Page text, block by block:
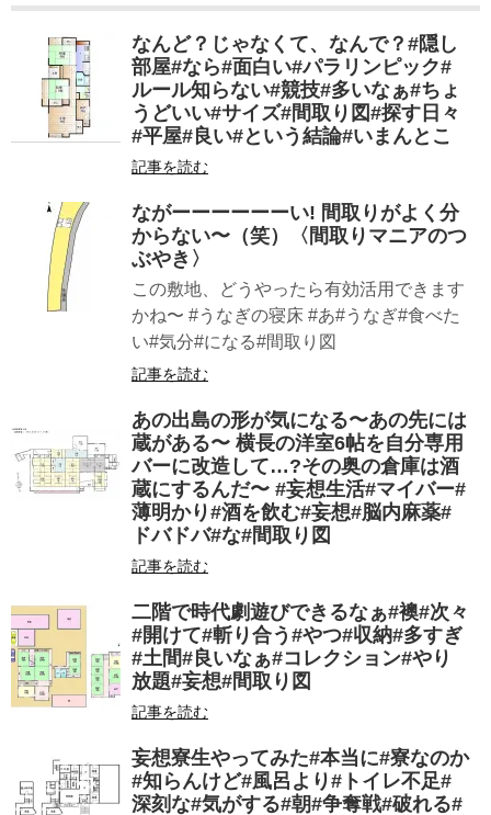
なんど？じゃなくて、なんで？#隠し
部屋#なら#面白い#パラリンピック#
ルール知らない#競技#多いなぁ#ちょ
うどいい#サイズ#間取り図#探す日々
#平屋#良い#という結論#いまんとこ
記事を読む
ながーーーーーーい! 間取りがよく分
からない〜（笑）〈間取りマニアのつ
ぶやき〉
この敷地、どうやったら有効活用できます
かね〜 #うなぎの寝床 #あ#うなぎ#食べた
い#気分#になる#間取り図
記事を読む
あの出島の形が気になる〜あの先には
蔵がある〜 横長の洋室6帖を自分専用
バーに改造して…?その奥の倉庫は酒
蔵にするんだ〜 #妄想生活#マイバー#
薄明かり#酒を飲む#妄想#脳内麻薬#
ドバドバ#な#間取り図
記事を読む
二階で時代劇遊びできるなぁ#襖#次々
#開けて#斬り合う#やつ#収納#多すぎ
#土間#良いなぁ#コレクション#やり
放題#妄想#間取り図
記事を読む
妄想寮生やってみた#本当に#寮なのか
#知らんけど#風呂より#トイレ不足#
深刻な#気がする#朝#争奪戦#破れる#